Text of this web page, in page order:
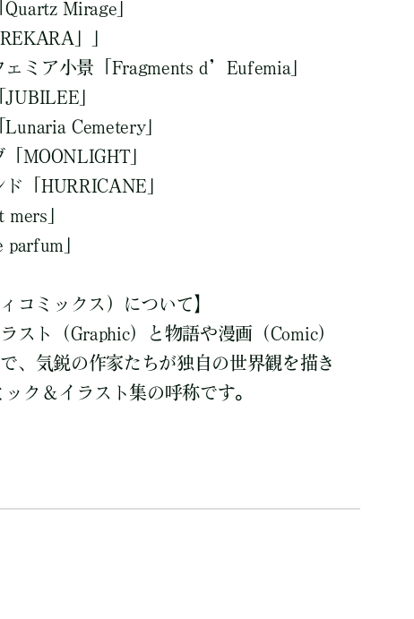
Mirage」
」」
ミア小景「Fragments d’Eufemia」
」
Cemetery」
MOONLIGHT」
「HURRICANE」
」
」
コミックス）について】
スト（Graphic）と物語や漫画（Comic）
、気鋭の作家たちが独自の世界観を描き
ク＆イラスト集の呼称です。